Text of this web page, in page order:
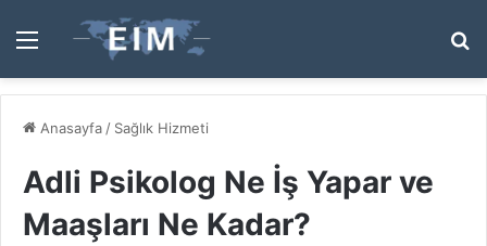
Menü
...
Anasayfa / Sağlık Hizmeti
Adli Psikolog Ne İş Yapar ve
Maaşları Ne Kadar?